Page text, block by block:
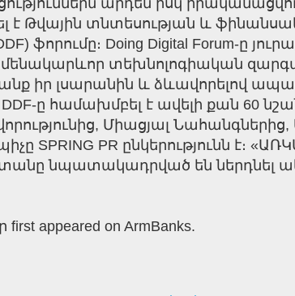
արդեն իսկ
է Թվային տնտեսության և
ֆորումը։ Doing Digital Forum-ը
տեխնոլոգիական
իր լսարանին և ձևավորելով
ը համախմբել է ավելի քան 60
Միացյալ
SPRING PR ընկերությունն է։
նպատակադրված են ներդնել
appeared on ArmBanks.